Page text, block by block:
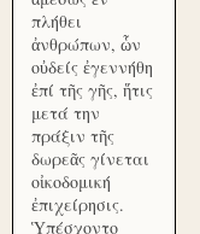
πλήθει
ἀνθρώπων, ὧν
οὐδείς ἐγεννήθη
ἐπί τῆς γῆς, ἥτις
μετά την
πράξιν τῆς
δωρεᾶς γίνεται
οἰκοδομική
ἐπιχείρησις.
Ὑπέσχοντο